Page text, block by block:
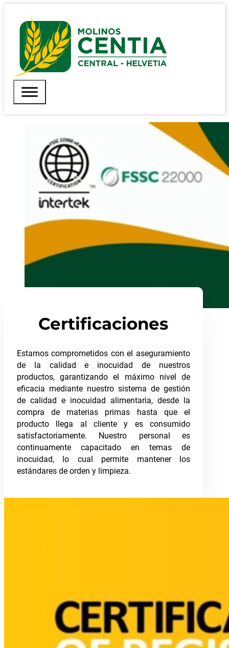
Certificaciones
Estamos comprometidos con el aseguramiento
de la calidad e inocuidad de nuestros
productos, garantizando el máximo nivel de
eficacia mediante nuestro sistema de gestión
de calidad e inocuidad alimentaria, desde la
compra de materias primas hasta que el
producto llega al cliente y es consumido
satisfactoriamente. Nuestro personal es
continuamente capacitado en temas de
inocuidad, lo cual permite mantener los
estándares de orden y limpieza.